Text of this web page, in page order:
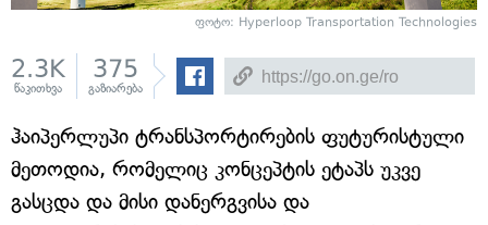
ფოტო: Hyperloop Transportation Technologies
2.3K
წაკითხვა
375
გაზიარება
ჰაიპერლუპი ტრანსპორტირების ფუტურისტული
მეთოდია, რომელიც კონცეპტის ეტაპს უკვე
გასცდა და მისი დანერგვისა და